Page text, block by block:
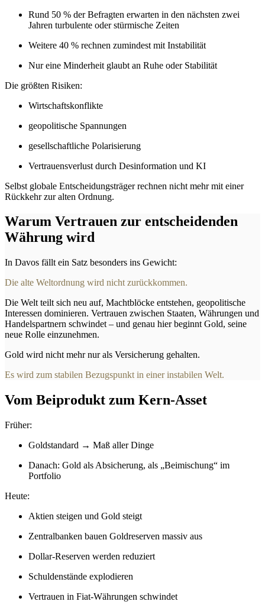
Rund 50 % der Befragten erwarten in den nächsten zwei
Jahren turbulente oder stürmische Zeiten
Weitere 40 % rechnen zumindest mit Instabilität
Nur eine Minderheit glaubt an Ruhe oder Stabilität
Die größten Risiken:
Wirtschaftskonflikte
geopolitische Spannungen
gesellschaftliche Polarisierung
Vertrauensverlust durch Desinformation und KI
Selbst globale Entscheidungsträger rechnen nicht mehr mit einer
Rückkehr zur alten Ordnung.
Warum Vertrauen zur entscheidenden
Währung wird
In Davos fällt ein Satz besonders ins Gewicht:
Die alte Weltordnung wird nicht zurückkommen.
Die Welt teilt sich neu auf, Machtblöcke entstehen, geopolitische
Interessen dominieren. Vertrauen zwischen Staaten, Währungen und
Handelspartnern schwindet – und genau hier beginnt Gold, seine
neue Rolle einzunehmen.
Gold wird nicht mehr nur als Versicherung gehalten.
Es wird zum stabilen Bezugspunkt in einer instabilen Welt.
Vom Beiprodukt zum Kern-Asset
Früher:
Goldstandard → Maß aller Dinge
Danach: Gold als Absicherung, als „Beimischung“ im
Portfolio
Heute:
Aktien steigen und Gold steigt
Zentralbanken bauen Goldreserven massiv aus
Dollar-Reserven werden reduziert
Schuldenstände explodieren
Vertrauen in Fiat-Währungen schwindet